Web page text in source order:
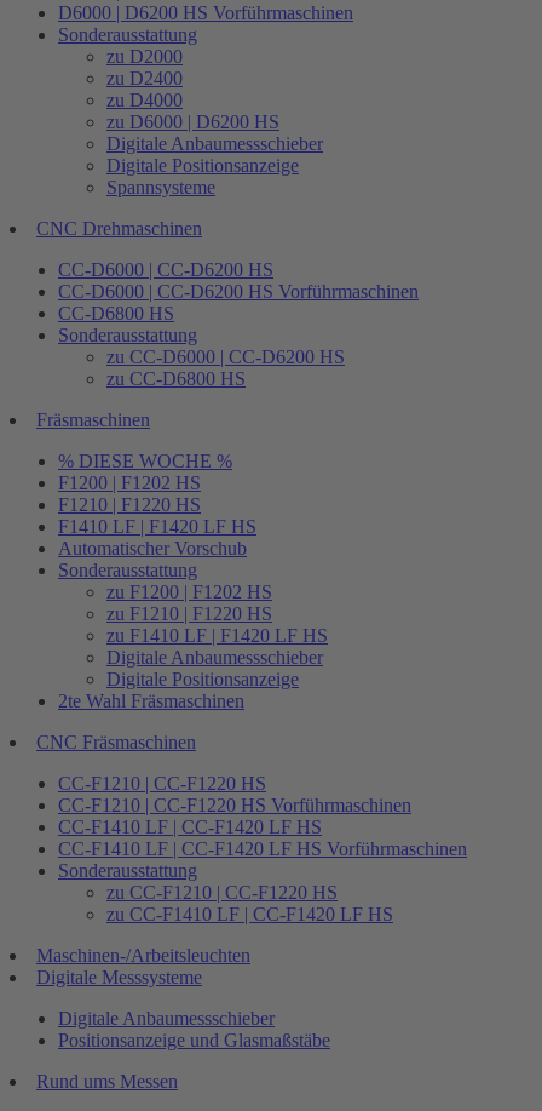
D6000 | D6200 HS Vorführmaschinen
Sonderausstattung
zu D2000
zu D2400
zu D4000
zu D6000 | D6200 HS
Digitale Anbaumessschieber
Digitale Positionsanzeige
Spannsysteme
CNC Drehmaschinen
CC-D6000 | CC-D6200 HS
CC-D6000 | CC-D6200 HS Vorführmaschinen
CC-D6800 HS
Sonderausstattung
zu CC-D6000 | CC-D6200 HS
zu CC-D6800 HS
Fräsmaschinen
% DIESE WOCHE %
F1200 | F1202 HS
F1210 | F1220 HS
F1410 LF | F1420 LF HS
Automatischer Vorschub
Sonderausstattung
zu F1200 | F1202 HS
zu F1210 | F1220 HS
zu F1410 LF | F1420 LF HS
Digitale Anbaumessschieber
Digitale Positionsanzeige
2te Wahl Fräsmaschinen
CNC Fräsmaschinen
CC-F1210 | CC-F1220 HS
CC-F1210 | CC-F1220 HS Vorführmaschinen
CC-F1410 LF | CC-F1420 LF HS
CC-F1410 LF | CC-F1420 LF HS Vorführmaschinen
Sonderausstattung
zu CC-F1210 | CC-F1220 HS
zu CC-F1410 LF | CC-F1420 LF HS
Maschinen-/Arbeitsleuchten
Digitale Messsysteme
Digitale Anbaumessschieber
Positionsanzeige und Glasmaßstäbe
Rund ums Messen